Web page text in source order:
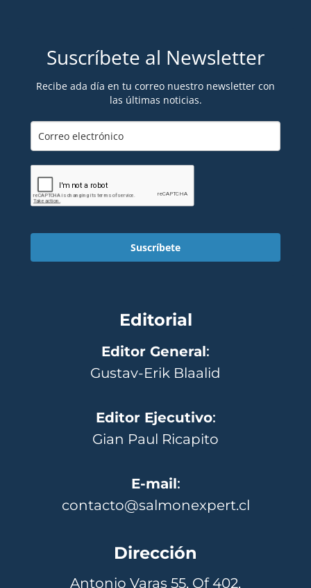
Suscríbete al Newsletter
Recibe ada día en tu correo nuestro newsletter con
las últimas noticias.
Suscríbete
Editorial
Editor General:
Gustav-Erik Blaalid
Editor Ejecutivo:
Gian Paul Ricapito
E-mail:
contacto@salmonexpert.cl
Dirección
Antonio Varas 55, Of 402,